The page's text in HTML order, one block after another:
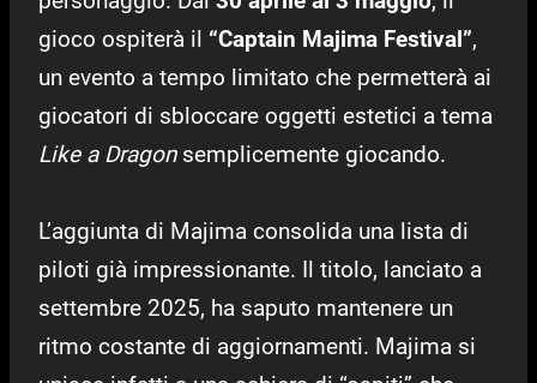
gioco ospiterà il “Captain Majima Festival”,
un evento a tempo limitato che permetterà ai
giocatori di sbloccare oggetti estetici a tema
Like a Dragonsemplicemente giocando.
L’aggiunta di Majima consolida una lista di
piloti già impressionante. Il titolo, lanciato a
settembre 2025, ha saputo mantenere un
ritmo costante di aggiornamenti. Majima si